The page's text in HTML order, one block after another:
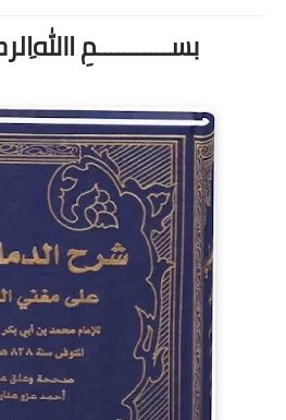
بســـــــــــمِ